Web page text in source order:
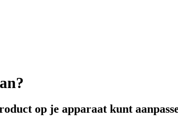
op je apparaat kunt